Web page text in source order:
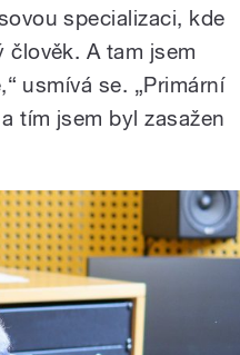
specializaci, kde
člověk. A tam jsem
usmívá se. „Primární
tím jsem byl zasažen